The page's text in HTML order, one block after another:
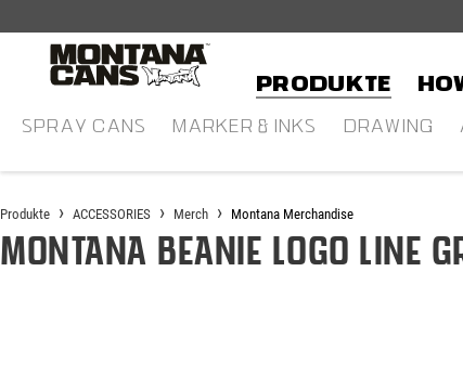
Produkte
SPRAY CANS MARKER & INKS DRAWING
Produkte ACCESSORIES Merch Montana Merchandise
Montana Beanie Logo Line